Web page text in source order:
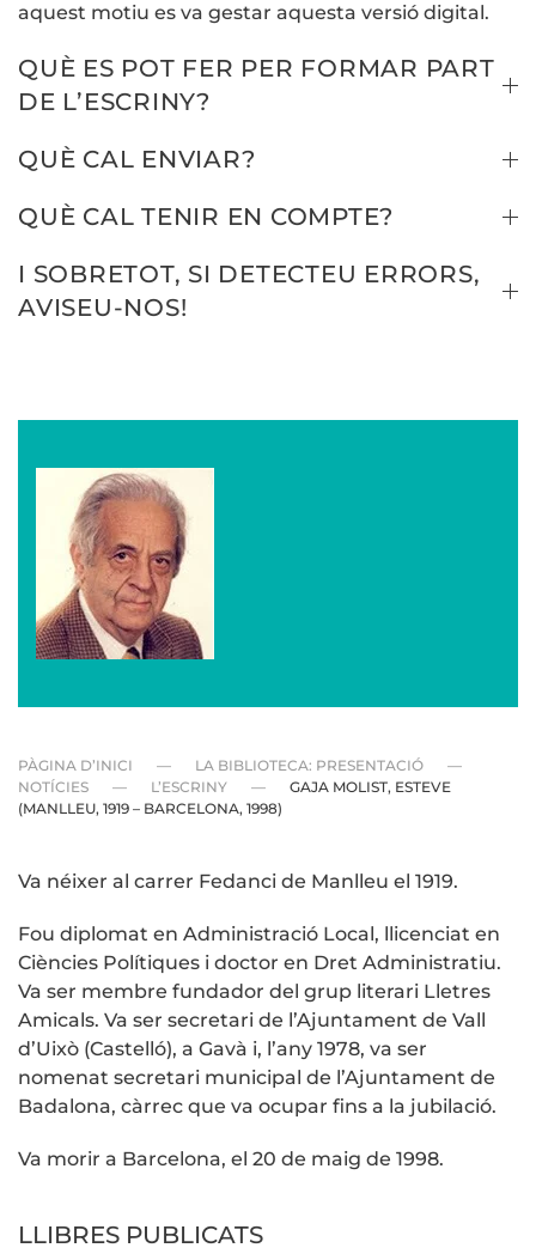
aquest motiu es va gestar aquesta versió digital.
QUÈ ES POT FER PER FORMAR PART
DE L’ESCRINY?
QUÈ CAL ENVIAR?
QUÈ CAL TENIR EN COMPTE?
I SOBRETOT, SI DETECTEU ERRORS,
AVISEU-NOS!
PÀGINA D’INICI
LA BIBLIOTECA: PRESENTACIÓ
NOTÍCIES
L’ESCRINY
GAJA MOLIST, ESTEVE
(MANLLEU, 1919 – BARCELONA, 1998)
Va néixer al carrer Fedanci de Manlleu el 1919.
Fou diplomat en Administració Local, llicenciat en
Ciències Polítiques i doctor en Dret Administratiu.
Va ser membre fundador del grup literari Lletres
Amicals. Va ser secretari de l’Ajuntament de Vall
d’Uixò (Castelló), a Gavà i, l’any 1978, va ser
nomenat secretari municipal de l’Ajuntament de
Badalona, càrrec que va ocupar fins a la jubilació.
Va morir a Barcelona, el 20 de maig de 1998.
LLIBRES PUBLICATS